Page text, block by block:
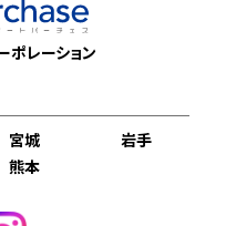
ポレーション
宮城
岩手
熊本